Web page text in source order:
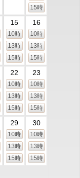
15時
15
10時
13時
15時
16
10時
13時
15時
22
10時
13時
15時
23
10時
13時
15時
29
10時
13時
15時
30
10時
13時
15時